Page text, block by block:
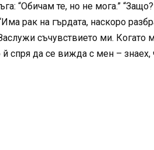
“Обичам те, но не мога.”
рак на гърдата, наскоро
съчувствието ми. Когато
й спря да се вижда с мен –